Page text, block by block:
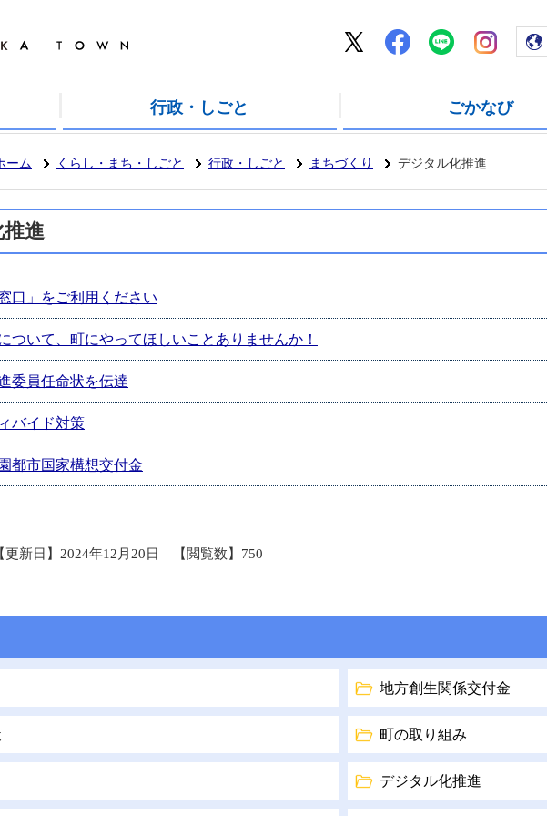
五霞町公式ホー
五霞町公式X五霞町公式Facebook
五霞町公式
五霞
行政・しごと ごかなび
ーム くらし・まち・しごと 行政・しごと まちづくり デジタル化推進
進
口」をご利用ください
ついて、町にやってほしいことありませんか！
委員任命状を伝達
バイド対策
都市国家構想交付金
【更新日】 2024年12月20日 【閲覧数】 750
地方創生関係交付金
町の取り組み
デジタル化推進